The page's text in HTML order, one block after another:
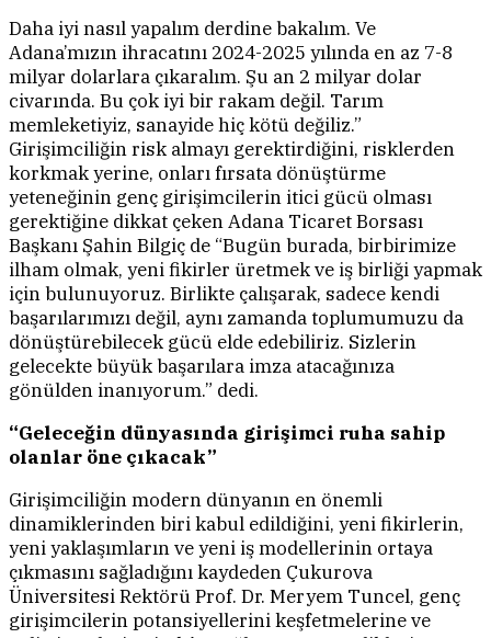
Daha iyi nasıl yapalım derdine bakalım. Ve
Adana’mızın ihracatını 2024-2025 yılında en az 7-8
milyar dolarlara çıkaralım. Şu an 2 milyar dolar
civarında. Bu çok iyi bir rakam değil. Tarım
memleketiyiz, sanayide hiç kötü değiliz.”
Girişimciliğin risk almayı gerektirdiğini, risklerden
korkmak yerine, onları fırsata dönüştürme
yeteneğinin genç girişimcilerin itici gücü olması
gerektiğine dikkat çeken Adana Ticaret Borsası
Başkanı Şahin Bilgiç de “Bugün burada, birbirimize
ilham olmak, yeni fikirler üretmek ve iş birliği yapmak
için bulunuyoruz. Birlikte çalışarak, sadece kendi
başarılarımızı değil, aynı zamanda toplumumuzu da
dönüştürebilecek gücü elde edebiliriz. Sizlerin
gelecekte büyük başarılara imza atacağınıza
gönülden inanıyorum.” dedi.
“Geleceğin dünyasında girişimci ruha sahip
olanlar öne çıkacak”
Girişimciliğin modern dünyanın en önemli
dinamiklerinden biri kabul edildiğini, yeni fikirlerin,
yeni yaklaşımların ve yeni iş modellerinin ortaya
çıkmasını sağladığını kaydeden Çukurova
Üniversitesi Rektörü Prof. Dr. Meryem Tuncel, genç
girişimcilerin potansiyellerini keşfetmelerine ve